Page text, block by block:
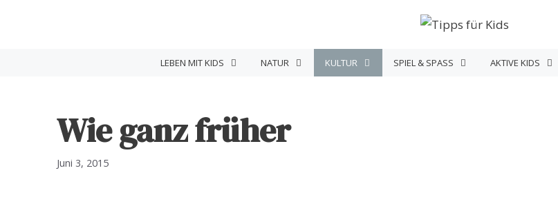
LEBEN MIT KIDS NATUR KULTUR SPIEL & SPASS AKTIVE KIDS
Wie ganz früher
Juni 3, 2015